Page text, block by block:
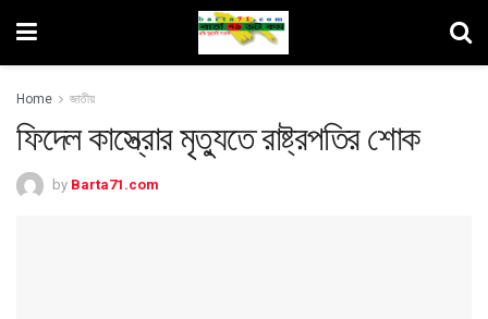
Home জাতীয়
ফিদেল কাস্ত্রোর মৃত্যুতে রাষ্ট্রপতির শোক
by Barta71.com